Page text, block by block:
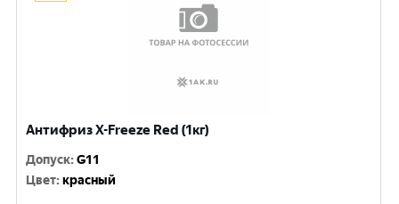
Антифриз X-Freeze Red (1кг)
Допуск:G11
Цвет:красный